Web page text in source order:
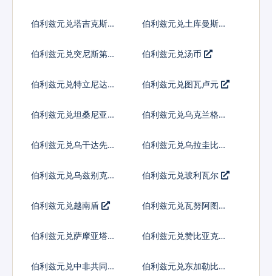
伯利兹元兑塔吉克斯坦
伯利兹元兑土库曼斯坦
伯利兹元兑突尼斯第纳
伯利兹元兑汤币
伯利兹元兑特立尼达多
伯利兹元兑图瓦卢元
伯利兹元兑坦桑尼亚先
伯利兹元兑乌克兰格里
伯利兹元兑乌干达先令 伯利兹元兑乌拉圭比索
伯利兹元兑乌兹别克斯
伯利兹元兑玻利瓦尔
伯利兹元兑越南盾
伯利兹元兑瓦努阿图瓦
伯利兹元兑萨摩亚塔拉
伯利兹元兑赞比亚克瓦
伯利兹元兑中非共同体 伯利兹元兑东加勒比元